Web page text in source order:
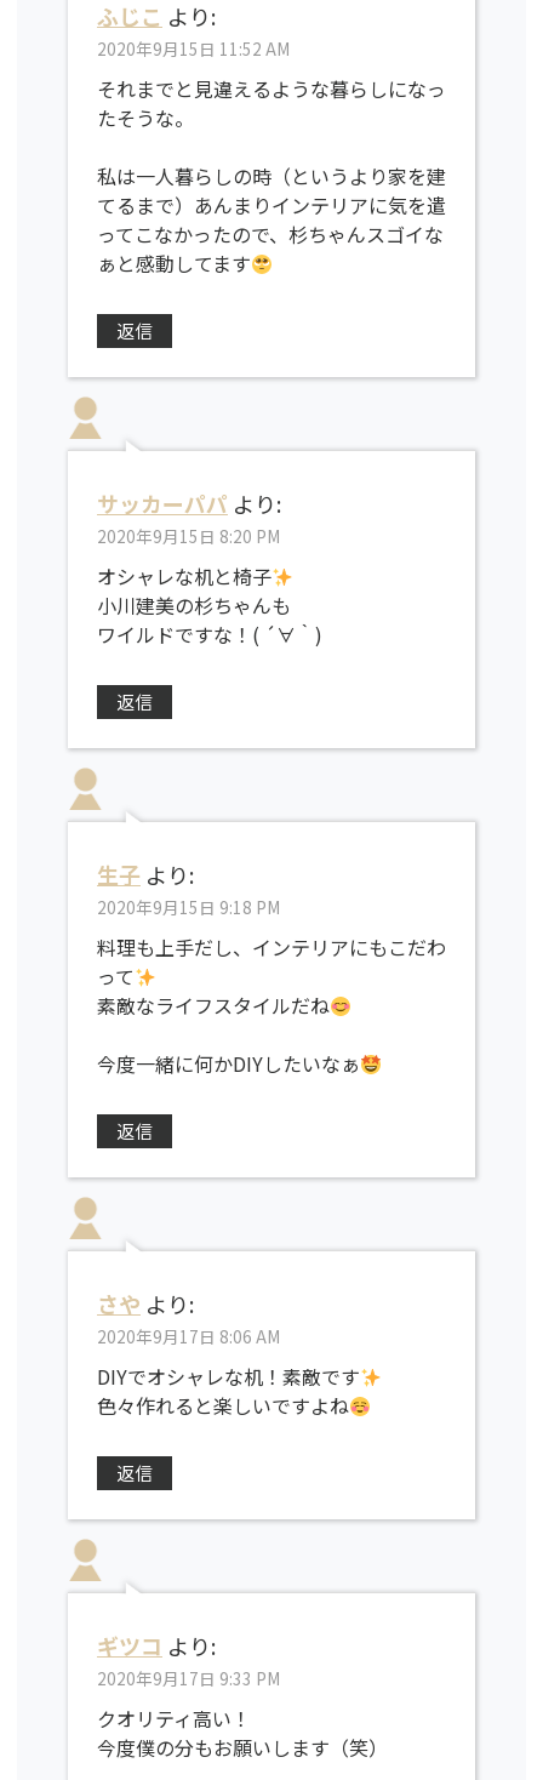
ふじこ より:
2020年9月15日 11:52 AM
それまでと見違えるような暮らしになっ
たそうな。
私は一人暮らしの時（というより家を建
てるまで）あんまりインテリアに気を遣
ってこなかったので、杉ちゃんスゴイな
ぁと感動してます
返信
サッカーパパ より:
2020年9月15日 8:20 PM
オシャレな机と椅子
小川建美の杉ちゃんも
ワイルドですな！( ´∀｀)
返信
生子 より:
2020年9月15日 9:18 PM
料理も上手だし、インテリアにもこだわ
って
素敵なライフスタイルだね
今度一緒に何かDIYしたいなぁ
返信
さや より:
2020年9月17日 8:06 AM
DIYでオシャレな机！素敵です
色々作れると楽しいですよね
返信
ギツコ より:
2020年9月17日 9:33 PM
クオリティ高い！
今度僕の分もお願いします（笑）